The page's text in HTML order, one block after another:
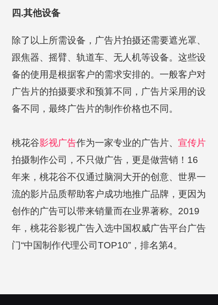
四.其他设备
除了以上所需设备，广告片拍摄还需要遮光罩、
跟焦器、摇臂、轨道车、无人机等设备。这些设
备的使用是根据客户的需求安排的。一般客户对
广告片的拍摄要求和预算不同，广告片采用的设
备不同，最终广告片的制作价格也不同。
桃花谷影视广告作为一家专业的广告片、 宣传片
拍摄制作公司，不只做广告，更是做营销！16
年来，桃花谷不仅通过脑洞大开的创意、世界一
流的影片品质帮助客户成功地推广品牌，更因为
创作的广告可以带来销量而在业界著称。2019
年，桃花谷影视广告入选中国权威广告平台广告
门“中国制作代理公司TOP10”，排名第4。